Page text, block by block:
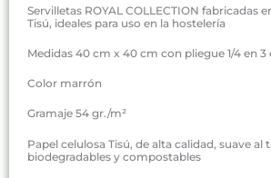
Servilletas ROYAL COLLECTION fabricadas
Tisú, ideales para uso en la hostelería
Medidas 40 cm x 40 cm con pliegue 1/4 en 3
Color marrón
Gramaje 54 gr./m²
Papel celulosa Tisú, de alta calidad, suave al
biodegradables y compostables